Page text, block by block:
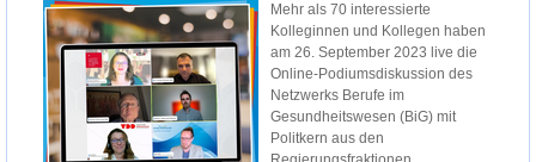
Mehr als 70 interessierte
Kolleginnen und Kollegen haben
am 26. September 2023 live die
Online-Podiumsdiskussion des
Netzwerks Berufe im
Gesundheitswesen (BiG) mit
Politkern aus den